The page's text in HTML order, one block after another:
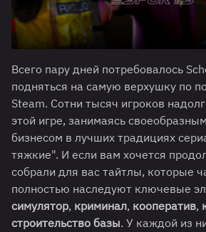
Всего пару дней потребовалось
подняться на самую верхушку по
Steam. Сотни тысяч игроков
этой игре, занимаясь
бизнесом в лучших традициях
тяжкие". И если вам хочется
собрали для вас тайтлы, которые
полностью наследуют ключевые
симулятор, криминал, кооператив,
строительство базы. У каждой из